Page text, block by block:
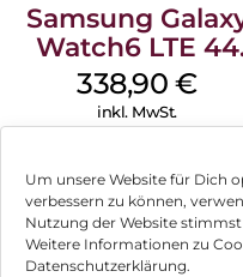
Um unsere Website für Dich
verbessern zu können,
Nutzung der Website
Weitere Informationen zu
Datenschutzerklärung.
Samsung
Watch6 LTE 44
mm Graphite
338,90€
inkl. MwSt.
Impressum